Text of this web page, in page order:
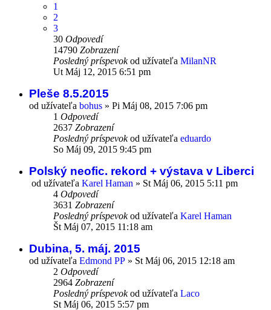
1
2
3
30 Odpovedí
14790 Zobrazení
Posledný príspevokod užívateľa MilanNR
Ut Máj 12, 2015 6:51 pm
Pleše 8.5.2015
od užívateľa bohus » Pi Máj 08, 2015 7:06 pm
1 Odpovedí
2637 Zobrazení
Posledný príspevokod užívateľa eduardo
So Máj 09, 2015 9:45 pm
Polský neofic. rekord + výstava v Liberci
od užívateľa Karel Haman » St Máj 06, 2015 5:11 pm
4 Odpovedí
3631 Zobrazení
Posledný príspevokod užívateľa Karel Haman
Št Máj 07, 2015 11:18 am
Dubina, 5. máj. 2015
od užívateľa Edmond PP » St Máj 06, 2015 12:18 am
2 Odpovedí
2964 Zobrazení
Posledný príspevokod užívateľa Laco
St Máj 06, 2015 5:57 pm